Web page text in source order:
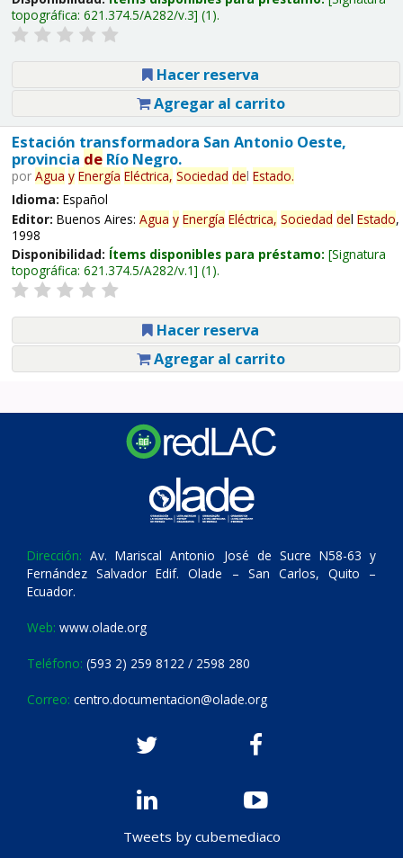
topográfica: 621.374.5/A282/v.3 (1).
Hacer reserva
Agregar al carrito
Estación transformadora San Antonio Oeste,
provincia deRío Negro.
por Agua y Energía Eléctrica, Sociedad del Estado.
Idioma: Español
Editor: Buenos Aires: Agua y Energía Eléctrica, Sociedad del Estado,
1998
Disponibilidad: Ítems disponibles para préstamo: Signatura
topográfica: 621.374.5/A282/v.1 (1).
Hacer reserva
Agregar al carrito
Dirección: Av. Mariscal Antonio José de Sucre N58-63 y
Fernández Salvador Edif. Olade – San Carlos, Quito –
Ecuador.
Web: www.olade.org
Teléfono: (593 2) 259 8122 / 2598 280
Correo: centro.documentacion@olade.org
Tweets by cubemediaco